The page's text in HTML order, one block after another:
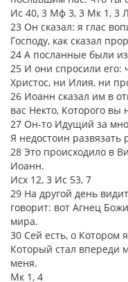
Ис 40, 3 Мф 3, 3 Мк 1, 3
23 Он сказал: я глас
Господу, как сказал
24 А посланные были
25 И они спросили его:
Христос, ни Илия, ни
26 Иоанн сказал им в
вас Некто, Которого вы
27 Он-то Идущий за
Я недостоин развязать
28 Это происходило в
Иоанн.
Исх 12, 3 Ис 53, 7
29 На другой день
говорит: вот Агнец
мира.
30 Сей есть, о Котором
Который стал впереди
меня.
Мк 1, 4